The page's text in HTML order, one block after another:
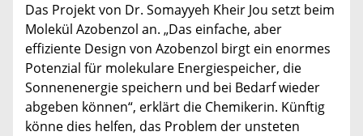
Das Projekt von Dr. Somayyeh Kheir Jou setzt beim
Molekül Azobenzol an. „Das einfache, aber
effiziente Design von Azobenzol birgt ein enormes
Potenzial für molekulare Energiespeicher, die
Sonnenenergie speichern und bei Bedarf wieder
abgeben können“, erklärt die Chemikerin. Künftig
könne dies helfen, das Problem der unsteten